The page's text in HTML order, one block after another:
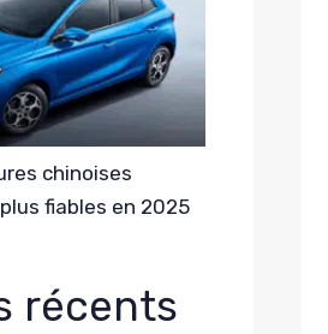
chinoises
fiables en 2025
récents